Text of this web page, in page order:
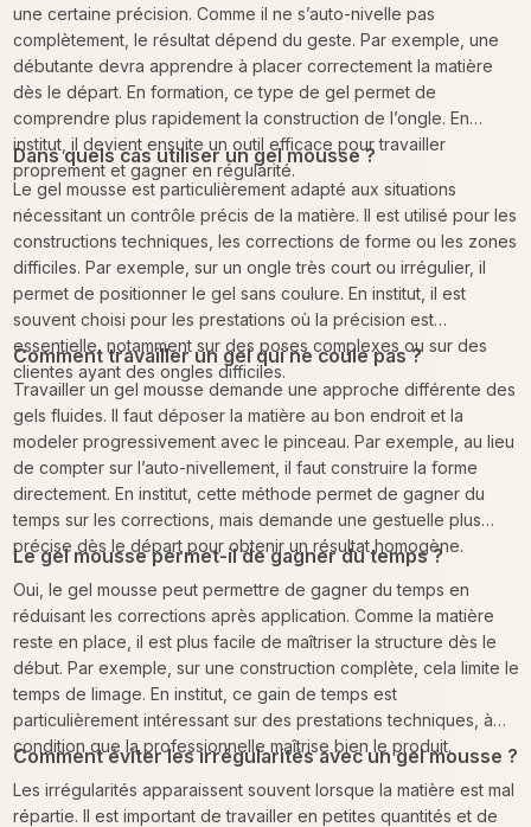
une certaine précision. Comme il ne s’auto-nivelle pas
complètement, le résultat dépend du geste. Par exemple, une
débutante devra apprendre à placer correctement la matière
dès le départ. En formation, ce type de gel permet de
comprendre plus rapidement la construction de l’ongle. En
institut, il devient ensuite un outil efficace pour travailler
proprement et gagner en régularité.
Dans quels cas utiliser un gel mousse ?
Le gel mousse est particulièrement adapté aux situations
nécessitant un contrôle précis de la matière. Il est utilisé pour les
constructions techniques, les corrections de forme ou les zones
difficiles. Par exemple, sur un ongle très court ou irrégulier, il
permet de positionner le gel sans coulure. En institut, il est
souvent choisi pour les prestations où la précision est
essentielle, notamment sur des poses complexes ou sur des
clientes ayant des ongles difficiles.
Comment travailler un gel qui ne coule pas ?
Travailler un gel mousse demande une approche différente des
gels fluides. Il faut déposer la matière au bon endroit et la
modeler progressivement avec le pinceau. Par exemple, au lieu
de compter sur l’auto-nivellement, il faut construire la forme
directement. En institut, cette méthode permet de gagner du
temps sur les corrections, mais demande une gestuelle plus
précise dès le départ pour obtenir un résultat homogène.
Le gel mousse permet-il de gagner du temps ?
Oui, le gel mousse peut permettre de gagner du temps en
réduisant les corrections après application. Comme la matière
reste en place, il est plus facile de maîtriser la structure dès le
début. Par exemple, sur une construction complète, cela limite le
temps de limage. En institut, ce gain de temps est
particulièrement intéressant sur des prestations techniques, à
condition que la professionnelle maîtrise bien le produit.
Comment éviter les irrégularités avec un gel mousse ?
Les irrégularités apparaissent souvent lorsque la matière est mal
répartie. Il est important de travailler en petites quantités et de